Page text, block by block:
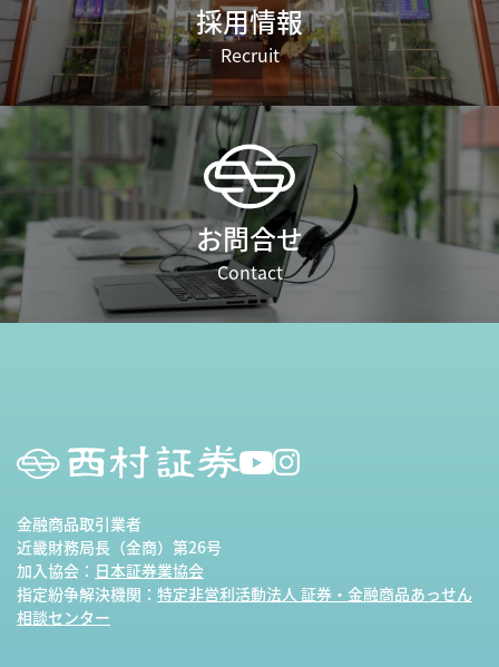
採用情報
Recruit
お問合せ
Contact
金融商品取引業者
近畿財務局長（金商）第26号
加入協会： 日本証券業協会
指定紛争解決機関： 特定非営利活動法人 証券・金融商品あっせん
相談センター